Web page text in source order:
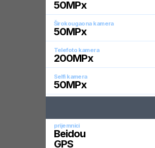
50MPx
Širokougaona kamera
50MPx
Telefoto kamera
200MPx
Selfi kamera
50MPx
prijemnici
Beidou
GPS